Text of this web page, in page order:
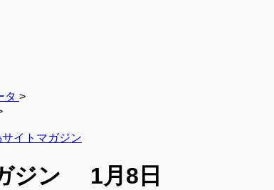
タ >
サイトマガジン
ジン 1月8日